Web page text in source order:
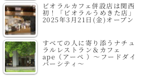
ビオラルカフェ併設店は関西
初！「ビオラルうめきた店」
2025年3月21日(金)オープン
すべての人に寄り添うナチュ
ラルレストラン＆カフェ
ape（アーペ ）～フードダイ
バーシティ～